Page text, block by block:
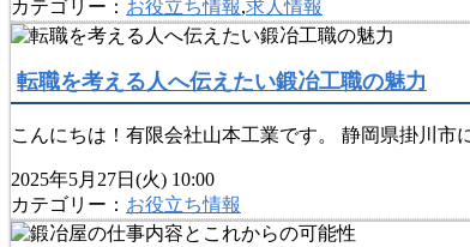
カテゴリー： お役立ち情報,求人情報
転職を考える人へ伝えたい鍛冶工職の魅力
こんにちは！有限会社山本工業です。 静岡県掛川
2025年5月27日(火) 10:00
カテゴリー： お役立ち情報